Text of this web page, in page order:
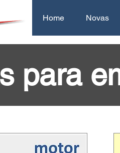
Home Novas
para